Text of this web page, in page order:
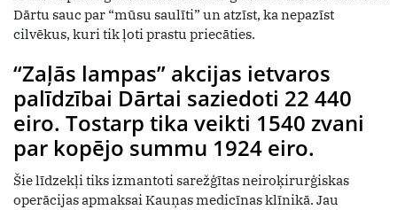
Dārtu sauc par “mūsu saulīti” un atzīst, ka nepazīst
cilvēkus, kuri tik ļoti prastu priecāties.
“Zaļās lampas” akcijas ietvaros
palīdzībai Dārtai saziedoti 22 440
eiro. Tostarp tika veikti 1540 zvani
par kopējo summu 1924 eiro.
Šie līdzekļi tiks izmantoti sarežģītas neiroķirurģiskas
operācijas apmaksai Kauņas medicīnas klīnikā. Jau